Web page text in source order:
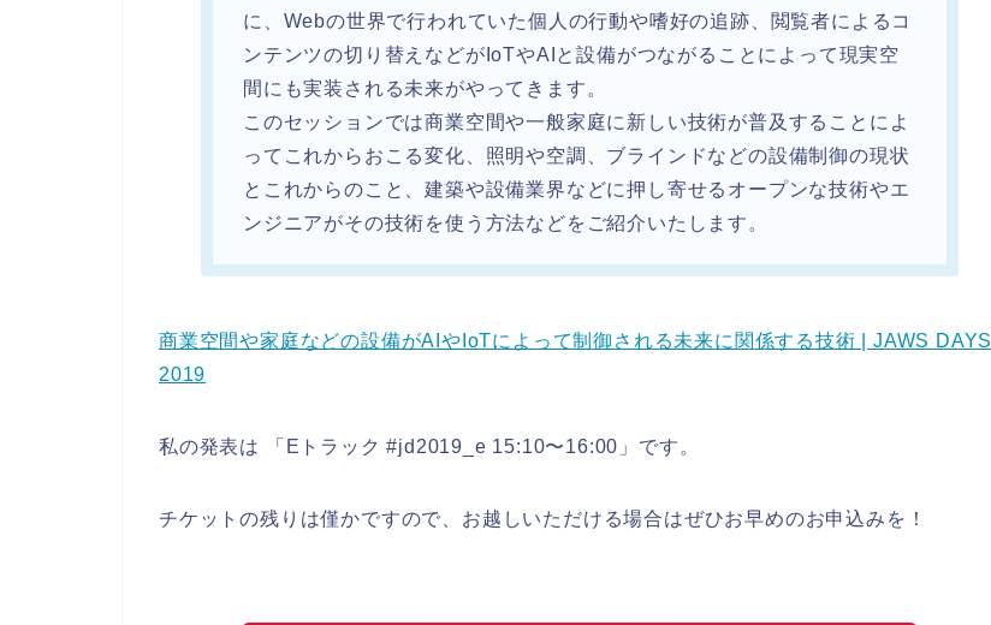
に、Webの世界で行われていた個人の行動や嗜好の追跡、閲覧者によるコ
ンテンツの切り替えなどがIoTやAIと設備がつながることによって現実空
間にも実装される未来がやってきます。
このセッションでは商業空間や一般家庭に新しい技術が普及することによ
ってこれからおこる変化、照明や空調、ブラインドなどの設備制御の現状
とこれからのこと、建築や設備業界などに押し寄せるオープンな技術やエ
ンジニアがその技術を使う方法などをご紹介いたします。
商業空間や家庭などの設備がAIやIoTによって制御される未来に関係する技術 | JAWS DAYS
2019
私の発表は 「Eトラック #jd2019_e 15:10〜16:00」です。
チケットの残りは僅かですので、お越しいただける場合はぜひお早めのお申込みを！